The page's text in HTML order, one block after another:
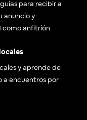
para recibir a
anuncio y
como anfitrión.
y aprende de
a encuentros por